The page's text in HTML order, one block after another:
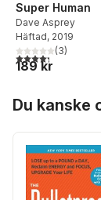
Super Human
Dave Asprey
Häftad, 2019
4,3utav 5 stjärnor.
(3)
189 kr
Du kanske